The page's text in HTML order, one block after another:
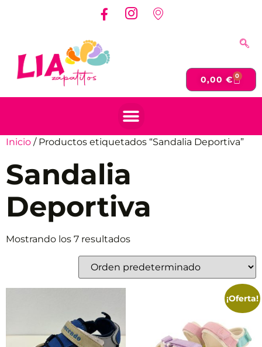
0,00€ 0
Inicio / Productos etiquetados “Sandalia Deportiva”
Sandalia
Deportiva
Mostrando los 7 resultados
¡Oferta!